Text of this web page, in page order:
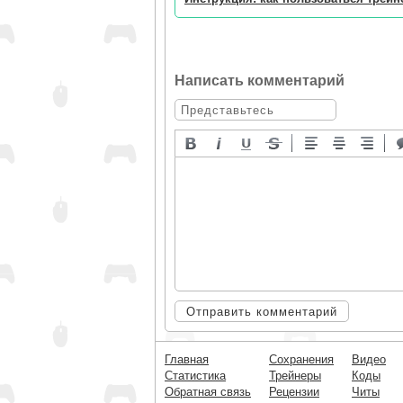
Написать комментарий
Отправить комментарий
Главная
Статистика
Обратная связь
Сохранения
Трейнеры
Рецензии
Видео
Коды
Читы